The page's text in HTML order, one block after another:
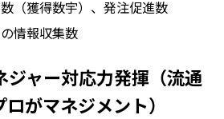
（獲得数宇）、発注促進数
情報収集数
ャー対応力発揮（流通
がマネジメント）